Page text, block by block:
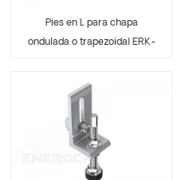
Pies en L para chapa
ondulada o trapezoidal ERK-